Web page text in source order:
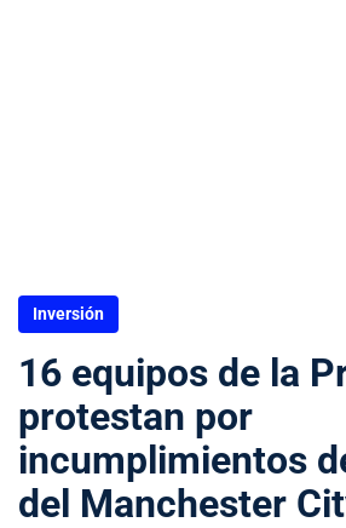
Inversión
16 equipos de la
protestan por
incumplimientos
del Manchester